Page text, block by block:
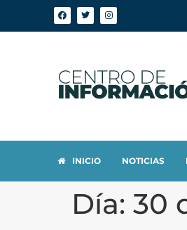
INICIO NOTICIAS
Día: 30